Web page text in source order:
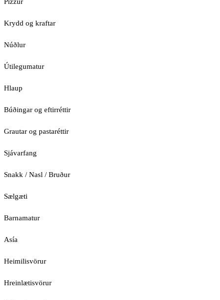
Krydd og kraftar
Núðlur
Útilegumatur
Hlaup
Búðingar og eftirréttir
Grautar og pastaréttir
Sjávarfang
Snakk / Nasl / Bruður
Sælgæti
Barnamatur
Asía
Heimilisvörur
Hreinlætisvörur